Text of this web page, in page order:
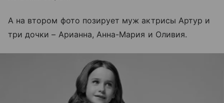
А на втором фото позирует муж актрисы Артур и
три дочки – Арианна, Анна-Мария и Оливия.